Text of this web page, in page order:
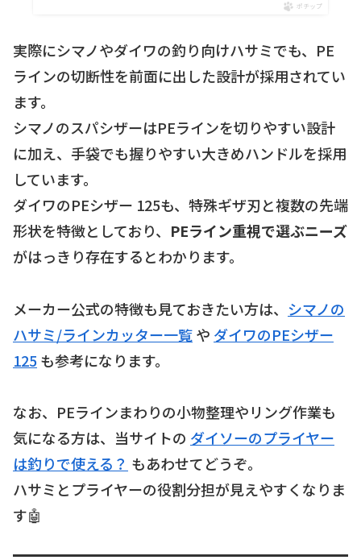
ポチップ
実際にシマノやダイワの釣り向けハサミでも、PE
ラインの切断性を前面に出した設計が採用されてい
ます。
シマノのスパシザーはPEラインを切りやすい設計
に加え、手袋でも握りやすい大きめハンドルを採用
しています。
ダイワのPEシザー 125も、特殊ギザ刃と複数の先端
形状を特徴としており、 PEライン重視で選ぶニーズ
がはっきり存在するとわかります。
メーカー公式の特徴も見ておきたい方は、 シマノの
ハサミ/ラインカッター一覧や ダイワのPEシザー
125 も参考になります。
なお、PEラインまわりの小物整理やリング作業も
気になる方は、当サイトの ダイソーのプライヤー
は釣りで使える？ もあわせてどうぞ。
ハサミとプライヤーの役割分担が見えやすくなりま
す🤖